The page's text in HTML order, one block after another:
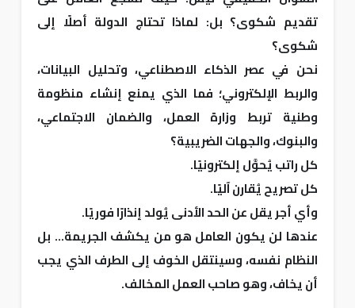
تقديم شكوى؟ بل: لماذا تحتاج الدولة أصلًا إلى
شكوى؟
نحن في عصر الذكاء الاصطناعي، وتحليل البيانات،
والربط الإلكتروني؛ فما الذي يمنع إنشاء منظومة
وطنية تربط وزارة العمل، والضمان الاجتماعي،
والبنوك، والجهات الضريبية؟
كل راتب يُحوَّل إلكترونيًا.
كل تصريح يُقارن آليًا.
وأي أجر يقل عن الحد الأدنى يُولد إنذارًا فوريًا.
عندها لن يكون العامل هو من يكشف الجريمة... بل
النظام نفسه، وسينتقل الخوف إلى الطرف الذي يجب
أن يخاف، وهو صاحب العمل المخالف.